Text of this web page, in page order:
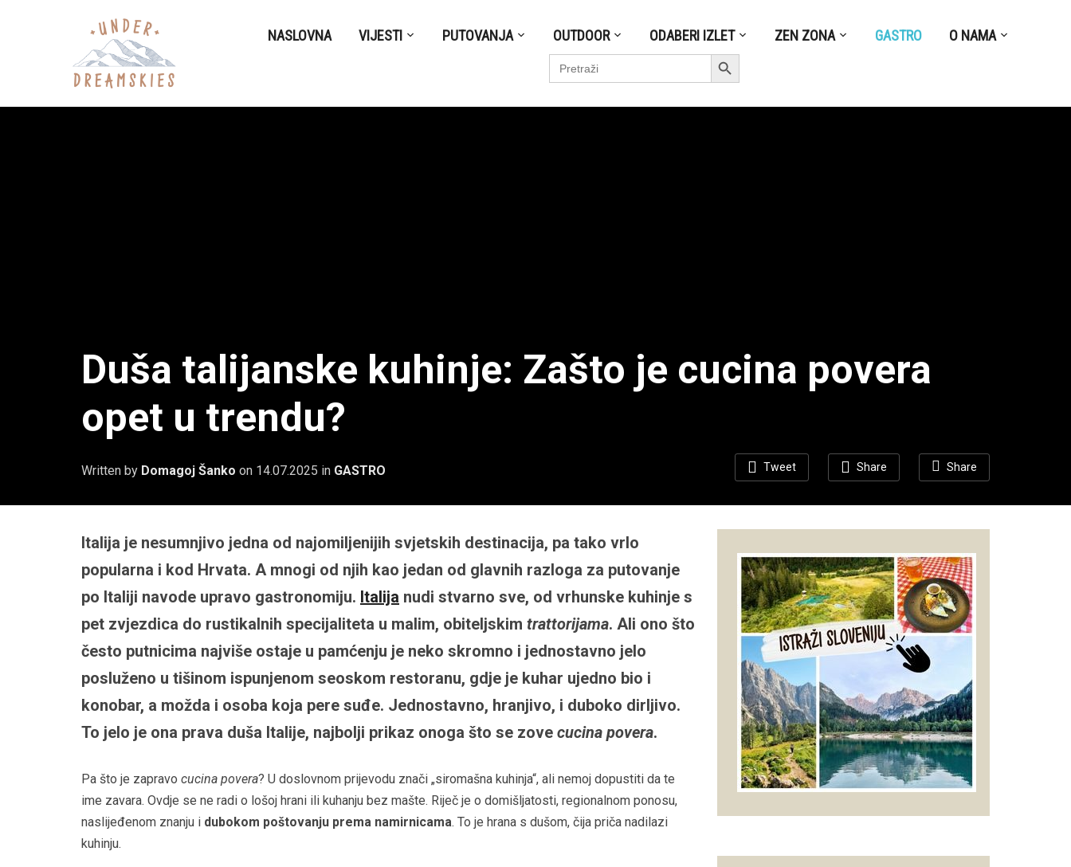
NASLOVNA VIJESTI PUTOVANJA OUTDOOR ODABERI IZLET ZEN ZONA GASTRO O NAMA
Search
for:
Search Button
Duša talijanske kuhinje: Zašto je cucina povera
opet u trendu?
Tweet Share Share
Written by Domagoj Šanko on 14.07.2025 in GASTRO
Italija je nesumnjivo jedna od najomiljenijih svjetskih destinacija, pa tako vrlo
popularna i kod Hrvata. A mnogi od njih kao jedan od glavnih razloga za putovanje
po Italiji navode upravo gastronomiju. Italija nudi stvarno sve, od vrhunske kuhinje s
pet zvjezdica do rustikalnih specijaliteta u malim, obiteljskim trattorijama. Ali ono što
često putnicima najviše ostaje u pamćenju je neko skromno i jednostavno jelo
posluženo u tišinom ispunjenom seoskom restoranu, gdje je kuhar ujedno bio i
konobar, a možda i osoba koja pere suđe. Jednostavno, hranjivo, i duboko dirljivo.
To jelo je ona prava duša Italije, najbolji prikaz onoga što se zove cucina povera.
Pa što je zapravo cucina povera? U doslovnom prijevodu znači „siromašna kuhinja“, ali nemoj dopustiti da te
ime zavara. Ovdje se ne radi o lošoj hrani ili kuhanju bez mašte. Riječ je o domišljatosti, regionalnom ponosu,
naslijeđenom znanju i dubokom poštovanju prema namirnicama. To je hrana s dušom, čija priča nadilazi
kuhinju.